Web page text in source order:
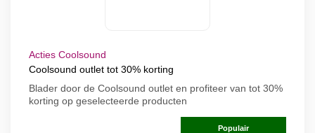
Acties Coolsound
Coolsound outlet tot 30% korting
Blader door de Coolsound outlet en profiteer van tot 30%
korting op geselecteerde producten
Populair